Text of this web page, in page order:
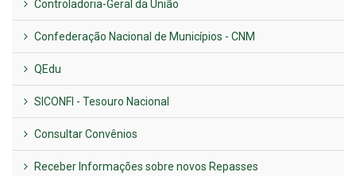
UTILIDADE PÚBLICA
Previous
Next
LINKS ÚTEIS
AMUPE
Governo de Pernambuco